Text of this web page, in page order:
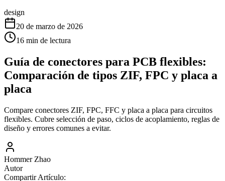
design
20 de marzo de 2026
16 min de lectura
Guía de conectores para PCB flexibles:
Comparación de tipos ZIF, FPC y placa a
placa
Compare conectores ZIF, FPC, FFC y placa a placa para circuitos
flexibles. Cubre selección de paso, ciclos de acoplamiento, reglas de
diseño y errores comunes a evitar.
Hommer Zhao
Autor
Compartir Artículo: